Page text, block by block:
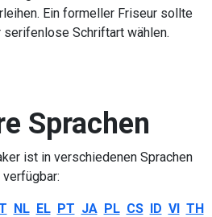
Ein formeller Friseur sollte
Schriftart wählen.
Sprachen
ist in verschiedenen Sprachen
verfügbar:
NL EL PT JA PL CS ID VI TH